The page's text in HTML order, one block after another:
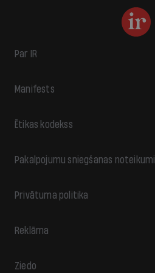
Par IR
Manifests
Ētikas kodekss
Pakalpojumu sniegšanas noteikumi
Privātuma politika
Reklāma
Ziedo